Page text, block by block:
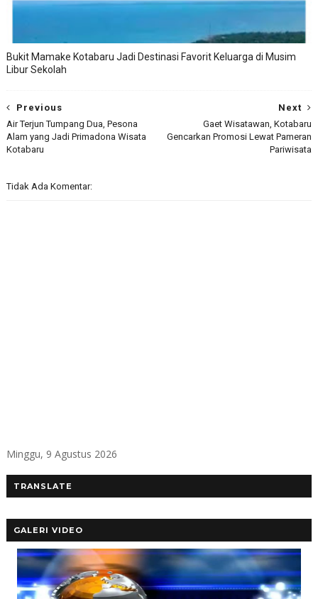
Bukit Mamake Kotabaru Jadi Destinasi Favorit Keluarga di Musim
Libur Sekolah
Next
Gaet Wisatawan, Kotabaru
Gencarkan Promosi Lewat Pameran
Pariwisata
Previous
Air Terjun Tumpang Dua, Pesona
Alam yang Jadi Primadona Wisata
Kotabaru
Tidak Ada Komentar:
Minggu, 9 Agustus 2026
TRANSLATE
GALERI VIDEO